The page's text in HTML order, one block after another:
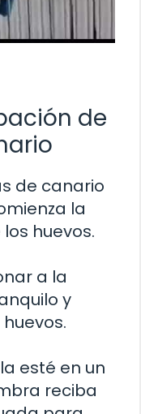
de
de canario
la
huevos.
a la
y
esté en un
reciba